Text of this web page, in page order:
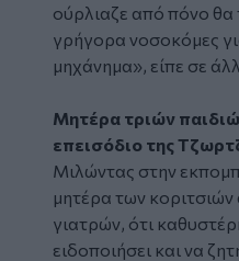
ούρλιαζε από πόνο θα
γρήγορα νοσοκόμες
μηχάνημα», είπε σε
Μητέρα τριών
επεισόδιο της
Μιλώντας στην
μητέρα των κοριτσιών
γιατρών, ότι
ειδοποιήσει και να